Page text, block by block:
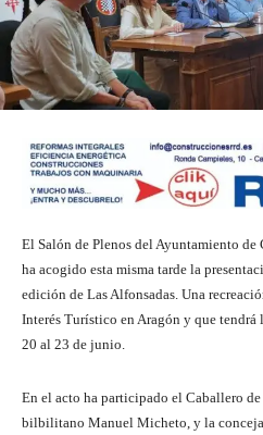
El Salón de Plenos del Ayuntamiento de
ha acogido esta misma tarde la
edición de Las Alfonsadas. Una
Interés Turístico en Aragón y que
20 al 23 de junio.
En el acto ha participado el Caballero
bilbilitano Manuel Micheto, y la